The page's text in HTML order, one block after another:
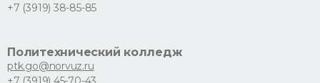
+7 (3919) 38-85-85
Политехнический колледж
ptk.go@norvuz.ru